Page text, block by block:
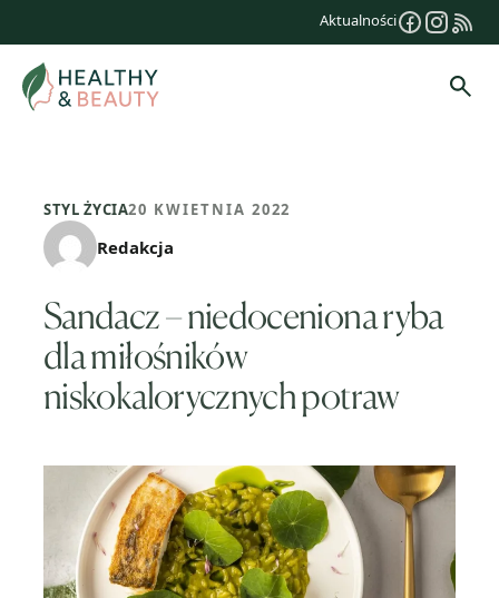
treści
Aktualności
STYL ŻYCIA20 KWIETNIA 2022
Redakcja
Sandacz – niedoceniona ryba
dla miłośników
niskokalorycznych potraw